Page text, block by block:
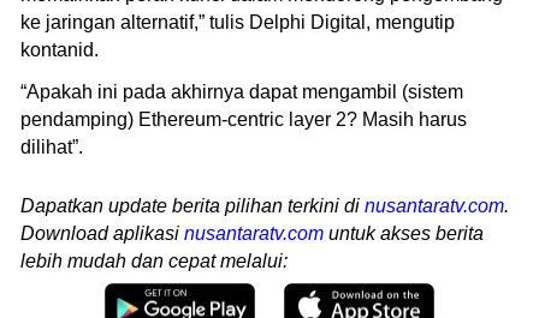
ke jaringan alternatif,” tulis Delphi Digital, mengutip
kontanid.
“Apakah ini pada akhirnya dapat mengambil (sistem
pendamping) Ethereum-centric layer 2? Masih harus
dilihat”.
Dapatkan update berita pilihan terkini di nusantaratv.com.
Download aplikasi nusantaratv.com untuk akses berita
lebih mudah dan cepat melalui: